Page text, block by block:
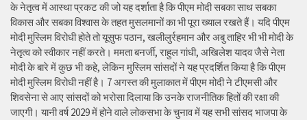
के नेतृत्व में आस्था प्रकट की जो यह दर्शाता है कि पीएम मोदी सबका साथ सबका
विकास और सबका विश्वास के तहत मुसलमानों का भी पूरा ख्याल रखते हैं। यदि पीएम
मोदी मुस्लिम विरोधी होते तो यूसुफ पठान, खलीलुर्रहमान और अबु ताहिर भी भी मोदी के
नेतृत्व को स्वीकार नहीं करते। ममता बनर्जी, राहुल गांधी, अखिलेश यादव जैसे नेता
मोदी के बारे में कुछ भी कहे, लेकिन मुस्लिम सांसदों ने यह प्रदर्शित किया है कि पीएम
मोदी मुस्लिम विरोधी नहीं है। 7 अगस्त की मुलाकात में पीएम मोदी ने टीएमसी और
शिवसेना से आए सांसदों को भरोसा दिलाया कि उनके राजनीतिक हितों की रक्षा की
जाएगी। यानी वर्ष 2029 में होने वाले लोकसभा के चुनाव में यह सभी सांसद भाजपा के